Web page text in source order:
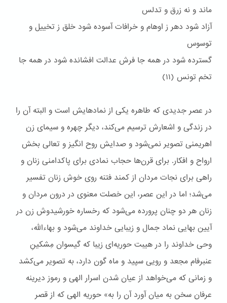
ماند و نه زرق و تدلس
آزاد شود دهر ز اوهام و خرافات آسوده شود خلق ز تخییل و
توسوس
گسترده شود در همه جا فرش عدالت افشانده شود در همه جا
تخم تونس (۱۱)
در عصر جدیدی که طاهره یکی از نماد‌هایش است و البته آن را
در زندگی و اشعارش ترسیم می‌کند، دیگر چهره و سیمای زن
اهریمنی تصویر نمی‌شود و صدایش روح انگیز و تعالی بخش
ارواح و افکار. برای قرن‌ها حجاب نمادی برای پاکدامنی زنان و
راهی برای نجات مردان از کمند فتنه روی خوش زنان تفسیر
می‌شد؛ اما در این عصر، این خصلت معنوی در درون مردان و
زنان هر دو چنان پرورده می‌شود که رخساره خورشیدوش زن در
آیین بهایی نماد جمال و زیبایی خداوند می‌شود و بهاءالله،
وحی خداوند را در هیبت حوریه‌ای زیبا که گیسوان مِشکینِ
عنبرفام مجعد و رویی سپید و ماه گون دارد، به تصویر می‌کشد
و زمانی که می‌خواهد از عیان شدن اسرار الهی و رموز دیرینه
عرفان سخن به میان آورد آن را به» حوریه الهی که از قصر